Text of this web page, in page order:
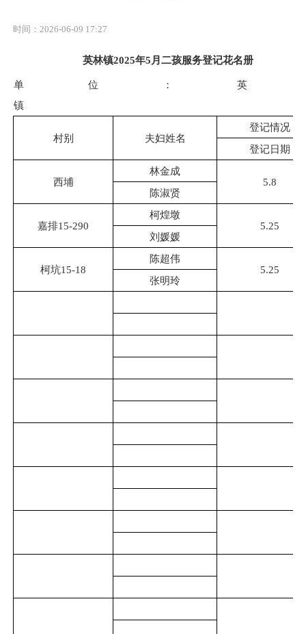
时间：2026-06-09 17:27
英林镇2025年5月二孩服务登记花名册
单位：英
村别 夫妇姓名
登记情况
登记日期
西埔
林金成
5.8
陈淑贤
嘉排15-290
柯煌墩
5.25
刘媛媛
柯坑15-18
陈超伟
5.25
张明玲